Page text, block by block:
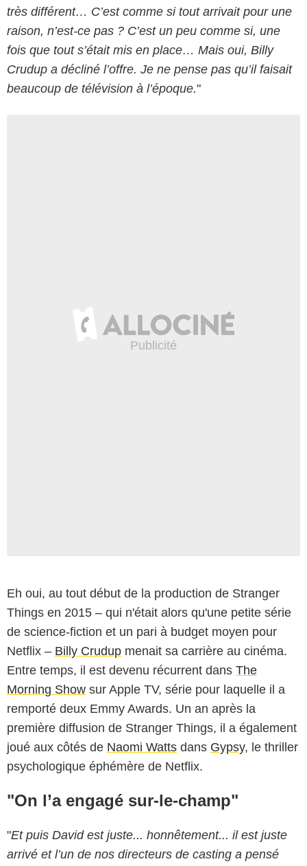
très différent… C’est comme si tout arrivait pour une
raison, n’est-ce pas ? C’est un peu comme si, une
fois que tout s’était mis en place… Mais oui, Billy
Crudup a décliné l’offre. Je ne pense pas qu’il faisait
beaucoup de télévision à l’époque."
Eh oui, au tout début de la production de Stranger
Things en 2015 – qui n'était alors qu'une petite série
de science-fiction et un pari à budget moyen pour
Netflix – Billy Crudup menait sa carrière au cinéma.
Entre temps, il est devenu récurrent dans The
Morning Show sur Apple TV, série pour laquelle il a
remporté deux Emmy Awards. Un an après la
première diffusion de Stranger Things, il a également
joué aux côtés de Naomi Watts dans Gypsy, le thriller
psychologique éphémère de Netflix.
"On l’a engagé sur-le-champ"
"Et puis David est juste... honnêtement... il est juste
arrivé et l’un de nos directeurs de casting a pensé